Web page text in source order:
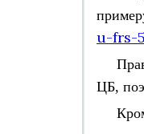
u-frs-
ЦБ,